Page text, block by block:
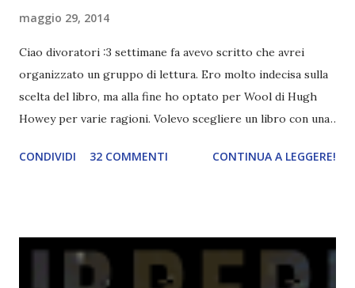
maggio 29, 2014
Ciao divoratori :3 settimane fa avevo scritto che avrei
organizzato un gruppo di lettura. Ero molto indecisa sulla
scelta del libro, ma alla fine ho optato per Wool di Hugh
Howey per varie ragioni. Volevo scegliere un libro con una
e poi dover aspettare con ansia il recap e sia perché
gruppo di lettura inizierà tra qualche settimana,
CONDIVIDI 32 COMMENTI CONTINUA A LEGGERE!